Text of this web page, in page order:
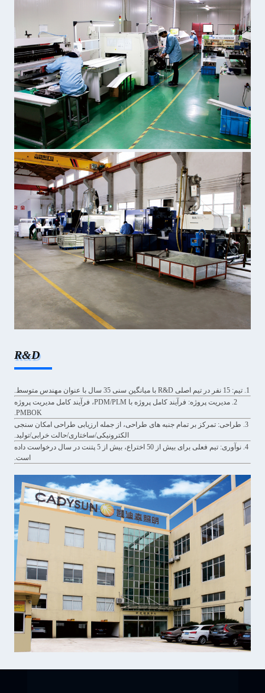
R&D
1. تیم: 15 نفر در تیم اصلی R&D با میانگین سنی 35 سال با عنوان مهندس متوسط.
2. مدیریت پروژه: فرآیند کامل پروژه با PDM/PLM، فرآیند کامل مدیریت پروژه
PMBOK.
3. طراحی: تمرکز بر تمام جنبه های طراحی، از جمله ارزیابی طراحی امکان سنجی
الکترونیکی/ساختاری/حالت خرابی/تولید.
4. نوآوری: تیم فعلی برای بیش از 50 اختراع، بیش از 5 پتنت در سال درخواست داده
است.